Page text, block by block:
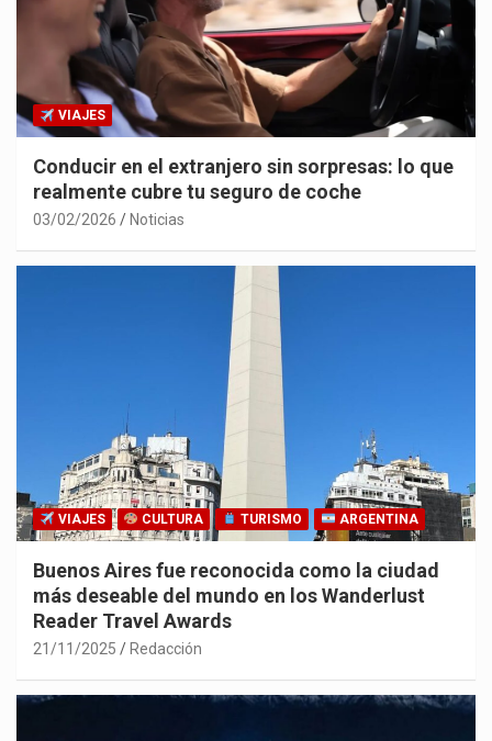
VIAJES
Conducir en el extranjero sin sorpresas: lo que
realmente cubre tu seguro de coche
03/02/2026 Noticias
VIAJES CULTURA TURISMO ARGENTINA
Buenos Aires fue reconocida como la ciudad
más deseable del mundo en los Wanderlust
Reader Travel Awards
21/11/2025 Redacción